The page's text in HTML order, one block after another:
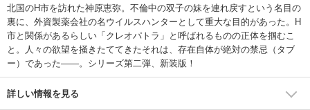
北国のH市を訪れた神原恵弥。不倫中の双子の妹を連れ戻すという名目の
裏に、外資製薬会社の名ウイルスハンターとして重大な目的があった。H
市と関係があるらしい「クレオパトラ」と呼ばれるものの正体を掴むこ
と。人々の欲望を掻きたててきたそれは、存在自体が絶対の禁忌（タブ
ー）であった――。シリーズ第二弾、新装版！
詳しい情報を見る